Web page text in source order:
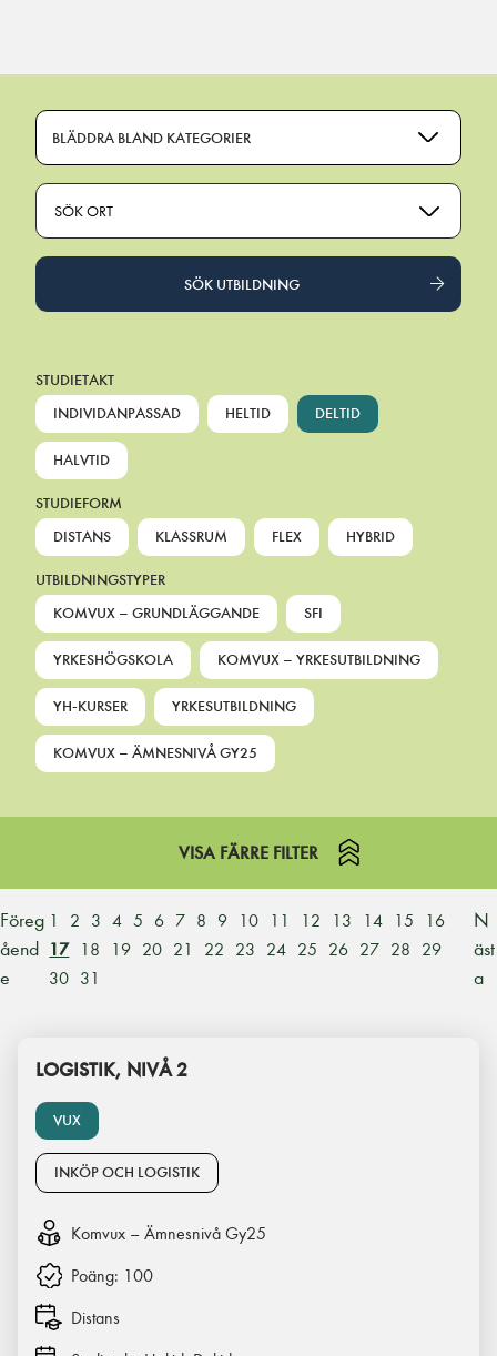
BLÄDDRA BLAND KATEGORIER
SÖK ORT
SÖK UTBILDNING
STUDIETAKT
INDIVIDANPASSAD
HELTID DELTID
HALVTID
STUDIEFORM
DISTANS
KLASSRUM FLEX HYBRID
UTBILDNINGSTYPER
KOMVUX – GRUNDLÄGGANDE
SFI
YRKESHÖGSKOLA KOMVUX – YRKESUTBILDNING
YH-KURSER YRKESUTBILDNING
KOMVUX – ÄMNESNIVÅ GY25
VISA FÄRRE FILTER
Föreg
åend
e
1 2 3 4 5 6 7 8 9 10 11 12 13 14 15
16
17
18 19 20 21 22 23 24 25 26 27 28
29
30 31
N
äst
a
VUX
LOGISTIK, NIVÅ 2
INKÖP OCH LOGISTIK
Komvux – Ämnesnivå Gy25
Poäng: 100
Distans